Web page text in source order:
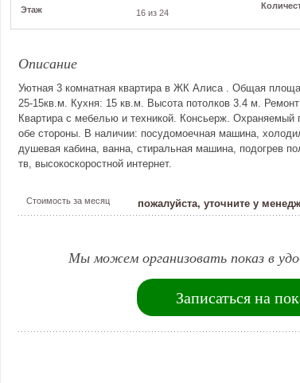
Этаж 16 из 24
Описание
Уютная 3 комнатная квартира в ЖК Алиса . Общая
25-15кв.м. Кухня: 15 кв.м. Высота потолков 3.4 м. Ремонт
Квартира с мебелью и техникой. Консьерж. Охраняемый
обе стороны. В наличии: посудомоечная машина,
душевая кабина, ванна, стиральная машина, подогрев
тв, высокоскоростной интернет.
Стоимость за месяц пожалуйста, уточните у
Мы можем организовать показ в
Записаться на